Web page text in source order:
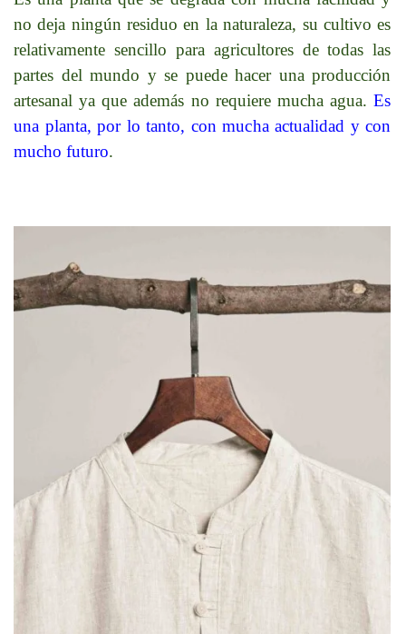
no deja ningún residuo en la naturaleza, su cultivo es
relativamente sencillo para agricultores de todas las
partes del mundo y se puede hacer una producción
artesanal ya que además no requiere mucha agua.Es
una planta, por lo tanto, con mucha actualidad y con
mucho futuro.